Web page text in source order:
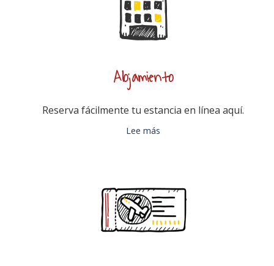
Alojamiento
Reserva fácilmente tu estancia en línea aquí.
Lee más